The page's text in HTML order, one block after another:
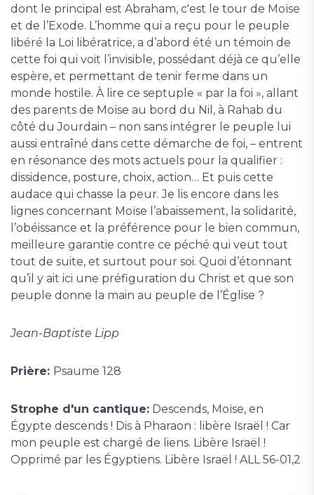
dont le principal est Abraham, c'est le tour de Moïse
et de l’Exode. L’homme qui a reçu pour le peuple
libéré la Loi libératrice, a d’abord été un témoin de
cette foi qui voit l’invisible, possédant déjà ce qu’elle
espère, et permettant de tenir ferme dans un
monde hostile. À lire ce septuple « par la foi », allant
des parents de Moïse au bord du Nil, à Rahab du
côté du Jourdain – non sans intégrer le peuple lui
aussi entraîné dans cette démarche de foi, – entrent
en résonance des mots actuels pour la qualifier :
dissidence, posture, choix, action… Et puis cette
audace qui chasse la peur. Je lis encore dans les
lignes concernant Moïse l’abaissement, la solidarité,
l’obéissance et la préférence pour le bien commun,
meilleure garantie contre ce péché qui veut tout
tout de suite, et surtout pour soi. Quoi d’étonnant
qu’il y ait ici une préfiguration du Christ et que son
peuple donne la main au peuple de l’Église ?
Jean-Baptiste Lipp
Prière: Psaume 128
Strophe d'un cantique: Descends, Moïse, en
Égypte descends ! Dis à Pharaon : libère Israël ! Car
mon peuple est chargé de liens. Libère Israël !
Opprimé par les Égyptiens. Libère Israël ! ALL 56-01,2